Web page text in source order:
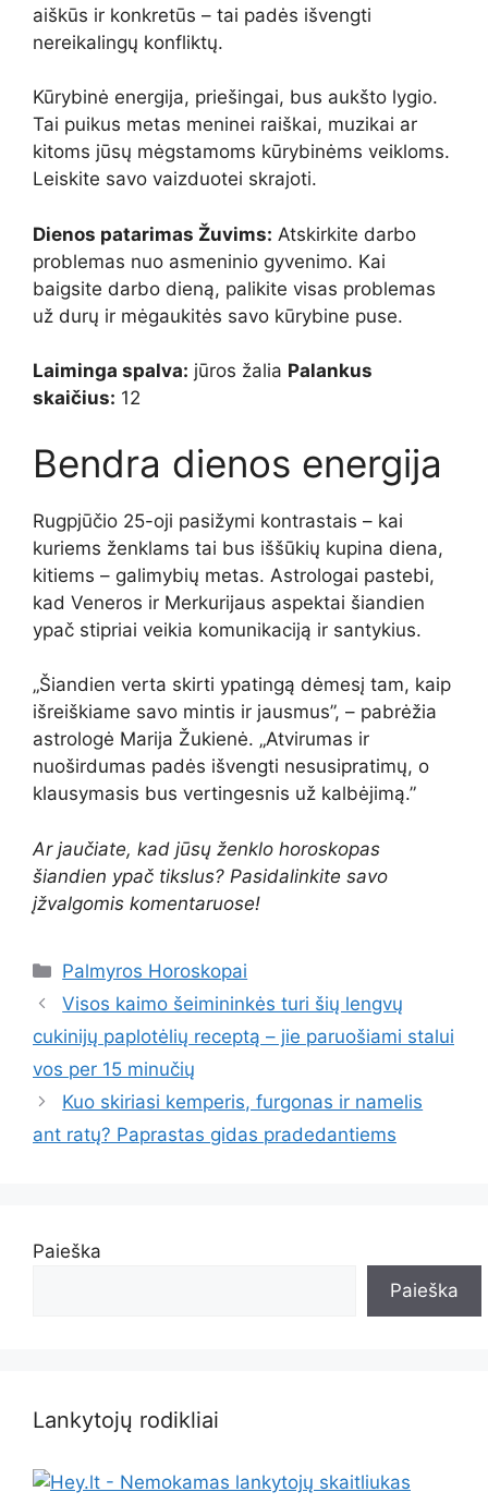
aiškūs ir konkretūs – tai padės išvengti
nereikalingų konfliktų.
Kūrybinė energija, priešingai, bus aukšto lygio.
Tai puikus metas meninei raiškai, muzikai ar
kitoms jūsų mėgstamoms kūrybinėms veikloms.
Leiskite savo vaizduotei skrajoti.
Dienos patarimas Žuvims: Atskirkite darbo
problemas nuo asmeninio gyvenimo. Kai
baigsite darbo dieną, palikite visas problemas
už durų ir mėgaukitės savo kūrybine puse.
Laiminga spalva: jūros žalia Palankus
skaičius: 12
Bendra dienos energija
Rugpjūčio 25-oji pasižymi kontrastais – kai
kuriems ženklams tai bus iššūkių kupina diena,
kitiems – galimybių metas. Astrologai pastebi,
kad Veneros ir Merkurijaus aspektai šiandien
ypač stipriai veikia komunikaciją ir santykius.
„Šiandien verta skirti ypatingą dėmesį tam, kaip
išreiškiame savo mintis ir jausmus”, – pabrėžia
astrologė Marija Žukienė. „Atvirumas ir
nuoširdumas padės išvengti nesusipratimų, o
klausymasis bus vertingesnis už kalbėjimą.”
Ar jaučiate, kad jūsų ženklo horoskopas
šiandien ypač tikslus? Pasidalinkite savo
įžvalgomis komentaruose!
Kategorijos
Palmyros Horoskopai
Visos kaimo šeimininkės turi šių lengvų
cukinijų paplotėlių receptą – jie paruošiami stalui
vos per 15 minučių
Kuo skiriasi kemperis, furgonas ir namelis
ant ratų? Paprastas gidas pradedantiems
Paieška
Paieška
Lankytojų rodikliai